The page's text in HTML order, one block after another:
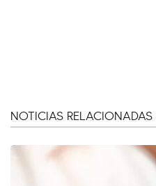
NOTICIAS RELACIONADAS